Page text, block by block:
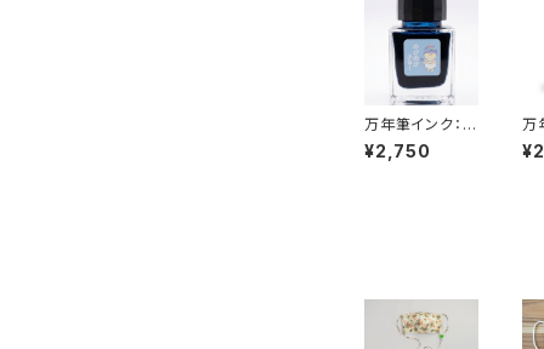
万年筆インク：の
びのびぶるー
くわいえっと
¥2,750
万
さ
ん